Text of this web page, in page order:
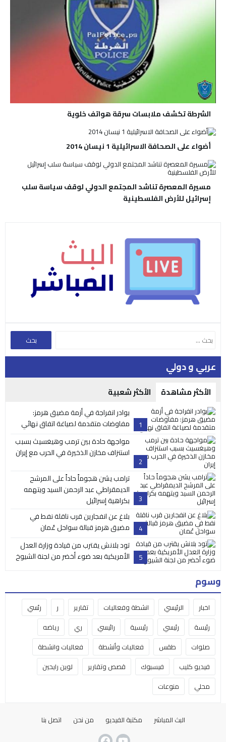
الشرطة تكشف ملابسات سرقة هواتف خلوية
أضواء على الصحافة الاسرائيلية 1 نيسان 2014
مسيرة المعصرة تناشد المجتمع الدولي لوقف سياسة سلب
إسرائيل للأرض الفلسطينية
عربي و دولي
الأكثر مشاهدة الأكثر شعبية
1
بوادر انفراجة في أزمة مضيق هرمز:
مفاوضات متقدمة لصياغة اتفاق نهائي
2
مواجهة حادة بين ترمب وهيغسيث بسبب
استنزاف مخازن الذخيرة في الحرب مع إيران
3
ترامب يشن هجوماً حاداً على المرشح
الديمقراطي عبد الرحمن السيد ويتهمه
بكراهية إسرائيل
4
بلاغ عن انفجارين قرب ناقلة نفط في
مضيق هرمز قبالة سواحل عُمان
5
تود بلانش يقترب من قيادة وزارة العدل
الأمريكية بعد ضوء أخضر من لجنة الشيوخ
وسوم
اخبار الرئيسي انشطة وفعاليات تقارير ر
رئسي
رئيسة
رئيسي رئيسية رائيسي ري
رياضه
صلوات
طقس فعاليات وأنشطة
فعاليات وانشطة
فيديو كليب
فيسبوك قصص وتقارير
لوين رايحين
محلي
منوعات
البث المباشر مكتبة الفيديو من نحن اتصل بنا